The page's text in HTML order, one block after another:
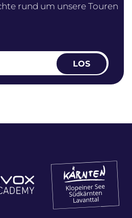
rund um unsere Touren